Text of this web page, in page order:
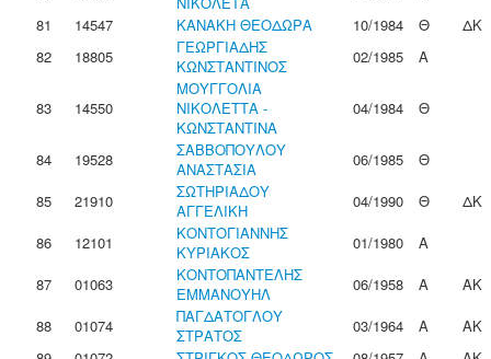
81
14547 ΚΑΝΑΚΗ ΘΕΟΔΩΡΑ 10/1984 Θ
ΔΚ
82
18805
ΓΕΩΡΓΙΑΔΗΣ
ΚΩΝΣΤΑΝΤΙΝΟΣ
02/1985 Α
83 14550
ΜΟΥΓΓΟΛΙΑ
ΝΙΚΟΛΕΤΤΑ -
ΚΩΝΣΤΑΝΤΙΝΑ
04/1984 Θ
84 19528
ΣΑΒΒΟΠΟΥΛΟΥ
ΑΝΑΣΤΑΣΙΑ
06/1985
Θ
85
21910
ΣΩΤΗΡΙΑΔΟΥ
ΑΓΓΕΛΙΚΗ
04/1990 Θ
ΔΚ
86
12101
ΚΟΝΤΟΓΙΑΝΝΗΣ
ΚΥΡΙΑΚΟΣ
01/1980
Α
87
01063
ΚΟΝΤΟΠΑΝΤΕΛΗΣ
ΕΜΜΑΝΟΥΗΛ
06/1958 Α
ΑΚ
88
01074
ΠΑΓΔΑΤΟΓΛΟΥ
ΣΤΡΑΤΟΣ
03/1964 Α
ΑΚ